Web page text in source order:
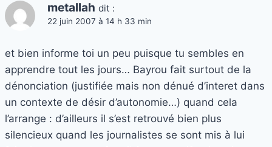
metallah dit :
22 juin 2007 à 14 h 33 min
et bien informe toi un peu puisque tu sembles en
apprendre tout les jours… Bayrou fait surtout de la
dénonciation (justifiée mais non dénué d’interet dans
un contexte de désir d’autonomie…) quand cela
l’arrange : d’ailleurs il s’est retrouvé bien plus
silencieux quand les journalistes se sont mis à lui